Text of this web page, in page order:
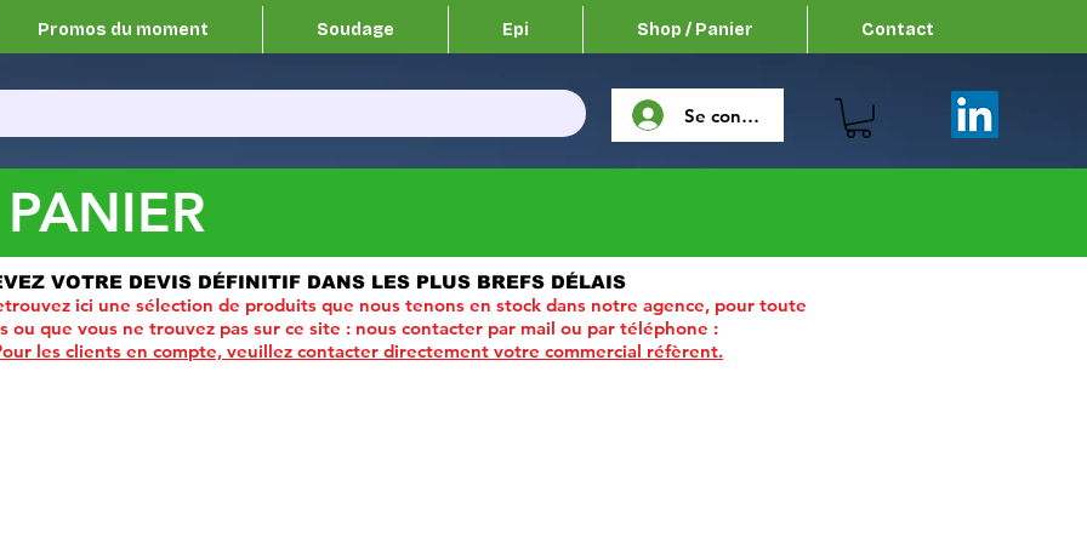
Promos du moment Soudage Epi Shop / Panier Contact
Se connecter
VOTRE DEVIS DÉFINITIF DANS LES PLUS BREFS DÉLAIS
ici une sélection de produits que nous tenons en stock dans notre agence, pour toute
que vous ne trouvez pas sur ce site : nous contacter par mail ou par téléphone :
les clients en compte, veuillez contacter directement votre commercial réfèrent.